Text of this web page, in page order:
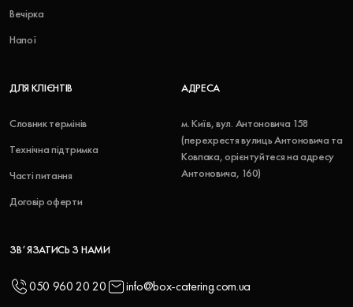
Вечірка
Напої
ДЛЯ КЛІЄНТІВ
Словник термінів
Технічна підтримка
Часті питання
Договір оферти
АДРЕСА
м. Київ, вул. Антоновича 158
(перехрестя вулиць Антоновича та
Ковпака, орієнтуйтеся на адресу
Антоновича, 160)
ЗВʼЯЗАТИСЬ З НАМИ
050 960 20 20 info@box-catering.com.ua